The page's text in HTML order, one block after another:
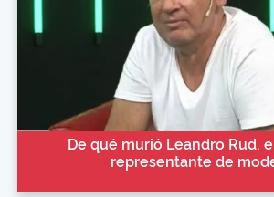
De qué murió Leandro Rud,
representante de